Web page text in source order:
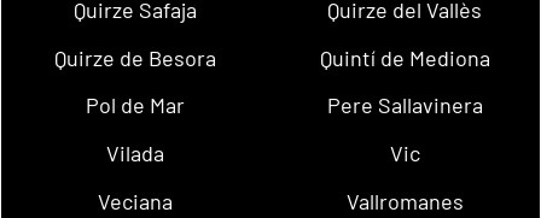
Quirze Safaja
Quirze del Vallès
Quirze de Besora
Quintí de Mediona
Pol de Mar
Pere Sallavinera
Vilada
Vic
Veciana
Vallromanes